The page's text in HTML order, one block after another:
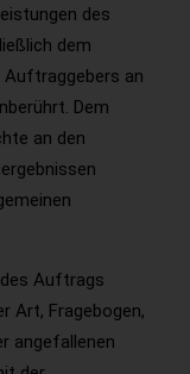
des
dem
an
Dem
an den
Auftrags
Art, Fragebogen,
angefallenen